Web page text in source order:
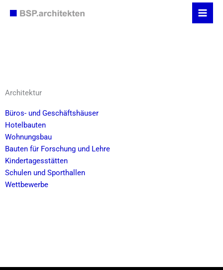
Inhalt
Architektur
Büros- und Geschäftshäuser
Hotelbauten
Wohnungsbau
Bauten für Forschung und Lehre
Kindertagesstätten
Schulen und Sporthallen
Wettbewerbe